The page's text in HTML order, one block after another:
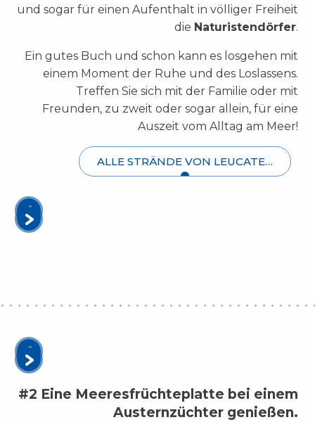
und sogar für einen Aufenthalt in völliger Freiheit
die Naturistendörfer.
Ein gutes Buch und schon kann es losgehen mit
einem Moment der Ruhe und des Loslassens.
Treffen Sie sich mit der Familie oder mit
Freunden, zu zweit oder sogar allein, für eine
Auszeit vom Alltag am Meer!
ALLE STRÄNDE VON LEUCATE…
#2 Eine Meeresfrüchteplatte bei einem
Austernzüchter genießen.